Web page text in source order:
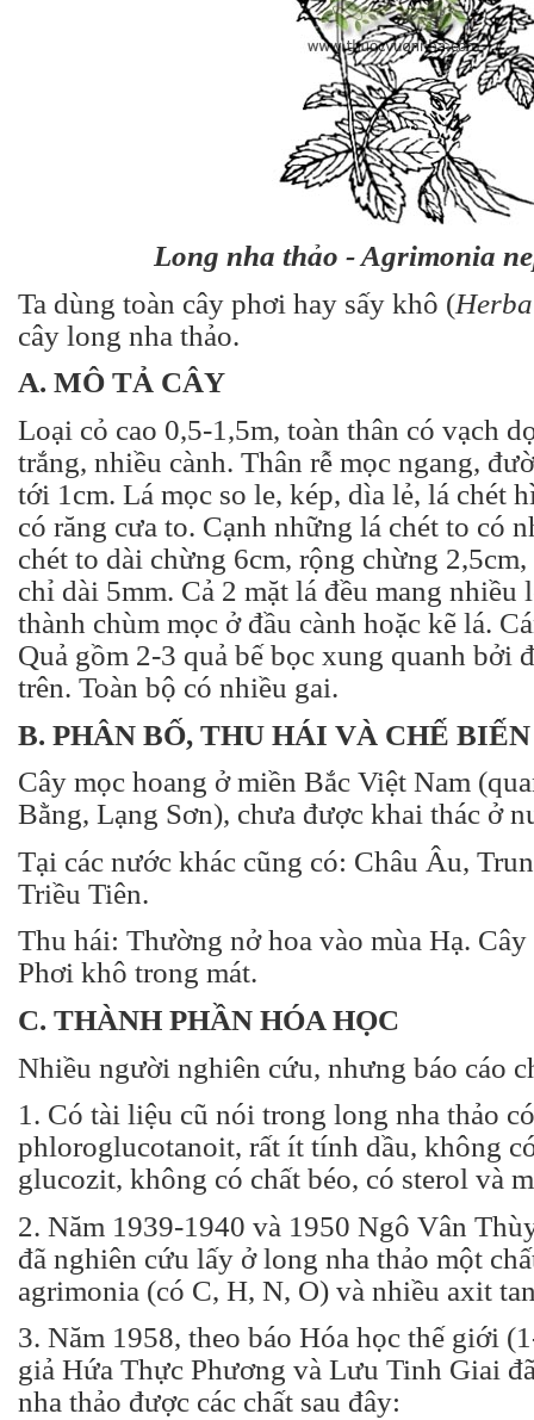
Long nha thảo - Agrimonia
Ta dùng toàn cây phơi hay sấy khô (
cây long nha thảo.
A. MÔ TẢ CÂY
Loại cỏ cao 0,5-1,5m, toàn thân có vạch
trắng, nhiều cành. Thân rễ mọc ngang,
tới 1cm. Lá mọc so le, kép, dìa lẻ, lá chét
có răng cưa to. Cạnh những lá chét to có
chét to dài chừng 6cm, rộng chừng
chỉ dài 5mm. Cả 2 mặt lá đều mang nhiều
thành chùm mọc ở đầu cành hoặc kẽ lá.
Quả gồm 2-3 quả bế bọc xung quanh bởi
trên. Toàn bộ có nhiều gai.
B. PHÂN BỐ, THU HÁI VÀ CHẾ BIẾN
Cây mọc hoang ở miền Bắc Việt Nam
Bằng, Lạng Sơn), chưa được khai thác ở
Tại các nước khác cũng có: Châu Âu,
Triều Tiên.
Thu hái: Thường nở hoa vào mùa Hạ.
Phơi khô trong mát.
C. THÀNH PHẦN HÓA HỌC
Nhiều người nghiên cứu, nhưng báo cáo
1. Có tài liệu cũ nói trong long nha thảo
phloroglucotanoit, rất ít tính dầu, không
glucozit, không có chất béo, có sterol và
2. Năm 1939-1940 và 1950 Ngô Vân
đã nghiên cứu lấy ở long nha thảo một
agrimonia (có C, H, N, O) và nhiều axit
3. Năm 1958, theo báo Hóa học thế giới
giả Hứa Thực Phương và Lưu Tinh Giai
nha thảo được các chất sau đây: